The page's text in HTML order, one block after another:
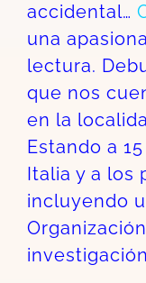
accidental…
una
lectura.
que nos
en la
Estando a
Italia y a los
incluyendo